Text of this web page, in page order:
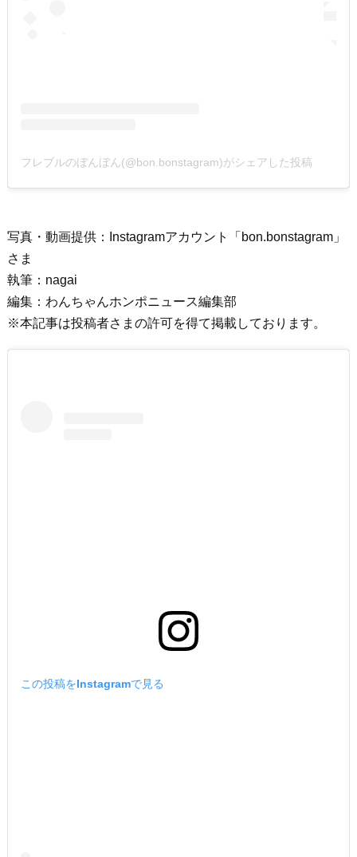
フレブルのぼんぼん(@bon.bonstagram)がシェアした投稿
写真・動画提供：Instagramアカウント「bon.bonstagram」
さま
執筆：nagai
編集：わんちゃんホンポニュース編集部
※本記事は投稿者さまの許可を得て掲載しております。
この投稿をInstagramで見る